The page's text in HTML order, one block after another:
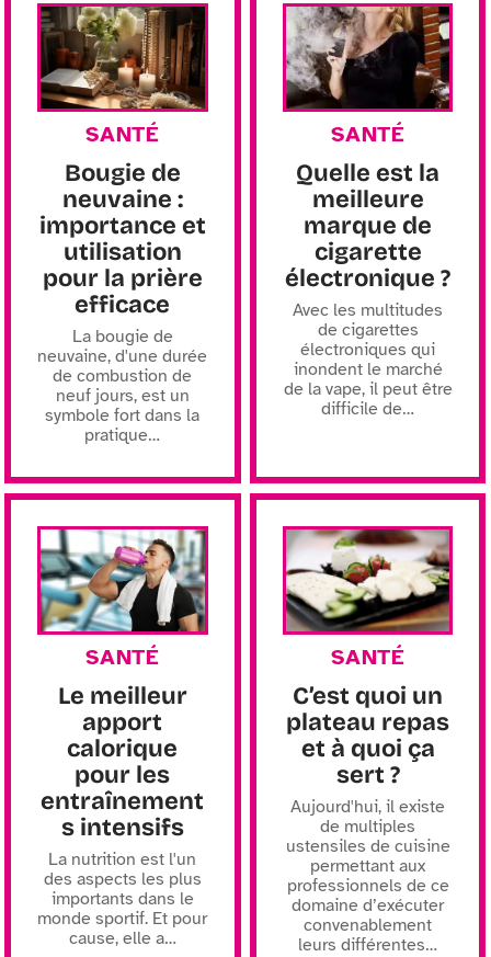
SANTÉ
Bougie de
neuvaine :
importance et
utilisation
pour la prière
efficace
La bougie de
neuvaine, d'une durée
de combustion de
neuf jours, est un
symbole fort dans la
pratique…
SANTÉ
Quelle est la
meilleure
marque de
cigarette
électronique ?
Avec les multitudes
de cigarettes
électroniques qui
inondent le marché
de la vape, il peut être
difficile de…
SANTÉ
Le meilleur
apport
calorique
pour les
entraînement
s intensifs
La nutrition est l'un
des aspects les plus
importants dans le
monde sportif. Et pour
cause, elle a…
SANTÉ
C’est quoi un
plateau repas
et à quoi ça
sert ?
Aujourd'hui, il existe
de multiples
ustensiles de cuisine
permettant aux
professionnels de ce
domaine d’exécuter
convenablement
leurs différentes…